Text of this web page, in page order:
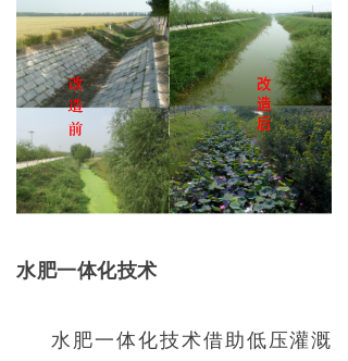
水肥一体化技术
水肥一体化技术借助低压灌溉